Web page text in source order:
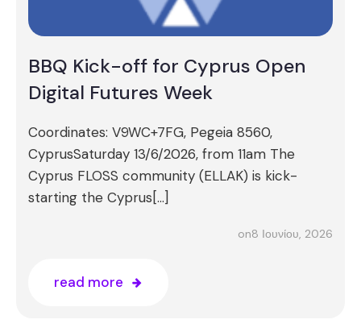
BBQ Kick-off for Cyprus Open
Digital Futures Week
Coordinates: V9WC+7FG, Pegeia 8560,
CyprusSaturday 13/6/2026, from 11am The
Cyprus FLOSS community (ELLAK) is kick-
starting the Cyprus[…]
on8 Ιουνίου, 2026
read more